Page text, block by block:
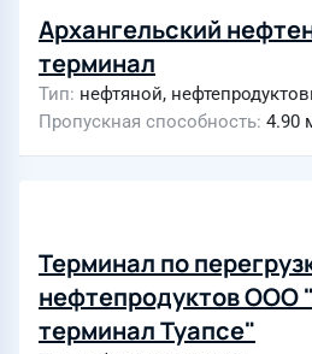
Архангельский
терминал
Тип нефтяной,
Пропускная способность 4.90
Терминал по
нефтепродуктов ООО
терминал Туапсе"